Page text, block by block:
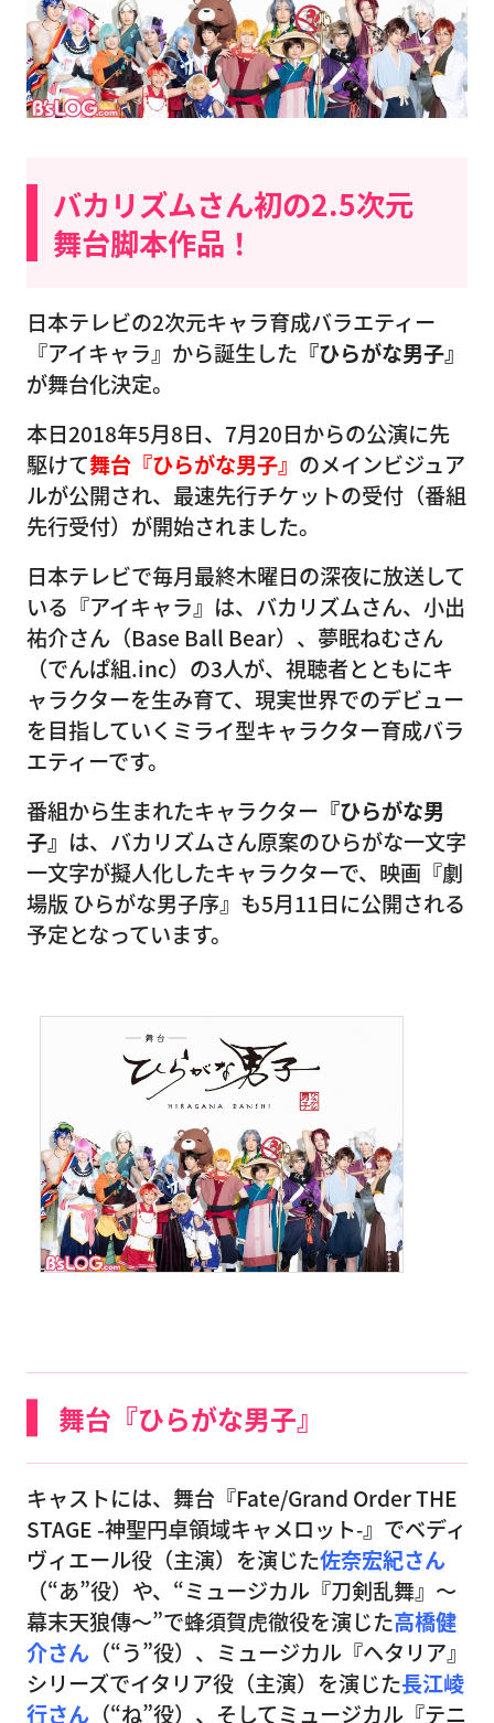
バカリズムさん初の2.5次元
舞台脚本作品！
日本テレビの2次元キャラ育成バラエティー
『アイキャラ』から誕生した 『ひらがな男子』
が舞台化決定。
本日2018年5月8日、7月20日からの公演に先
駆けて舞台『ひらがな男子』 のメインビジュア
ルが公開され、最速先行チケットの受付（番組
先行受付）が開始されました。
日本テレビで毎月最終木曜日の深夜に放送して
いる『アイキャラ』は、バカリズムさん、小出
祐介さん（Base Ball Bear）、夢眠ねむさん
（でんぱ組.inc）の3人が、視聴者とともにキ
ャラクターを生み育て、現実世界でのデビュー
を目指していくミライ型キャラクター育成バラ
エティーです。
番組から生まれたキャラクター 『ひらがな男
子』 は、バカリズムさん原案のひらがな一文字
一文字が擬人化したキャラクターで、映画『劇
場版 ひらがな男子序』も5月11日に公開される
予定となっています。
舞台『ひらがな男子』
キャストには、舞台『Fate/Grand Order THE
STAGE -神聖円卓領域キャメロット‐』でベディ
ヴィエール役（主演）を演じた佐奈宏紀さん
（“あ”役）や、“ミュージカル『刀剣乱舞』〜
幕末天狼傳〜”で蜂須賀虎徹役を演じた高橋健
介さん （“う”役）、ミュージカル『ヘタリア』
シリーズでイタリア役（主演）を演じた長江崚
行さん （“ね”役）、そしてミュージカル『テニ